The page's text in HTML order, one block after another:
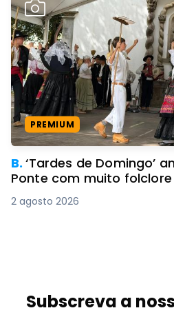
PREMIUM
B.‘Tardes de Domingo’
Ponte com muito folclore
2 agosto 2026
Subscreva a